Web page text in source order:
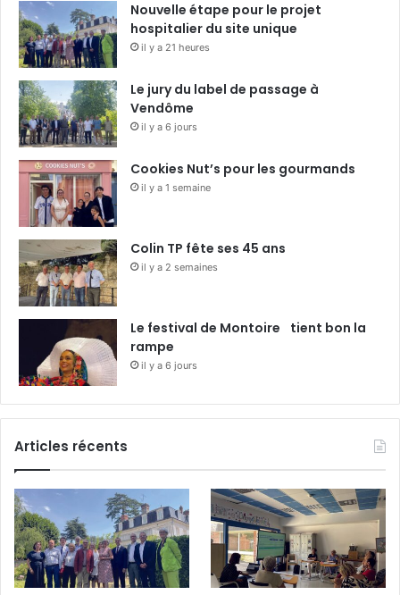
Nouvelle étape pour le projet
hospitalier du site unique
il y a 21 heures
Le jury du label de passage à
Vendôme
il y a 6 jours
Cookies Nut’s pour les gourmands
il y a 1 semaine
Colin TP fête ses 45 ans
il y a 2 semaines
Le festival de Montoire tient bon la
rampe
il y a 6 jours
Articles récents